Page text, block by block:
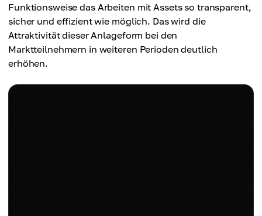
Funktionsweise das Arbeiten mit Assets so transparent,
sicher und effizient wie möglich. Das wird die
Attraktivität dieser Anlageform bei den
Marktteilnehmern in weiteren Perioden deutlich
erhöhen.